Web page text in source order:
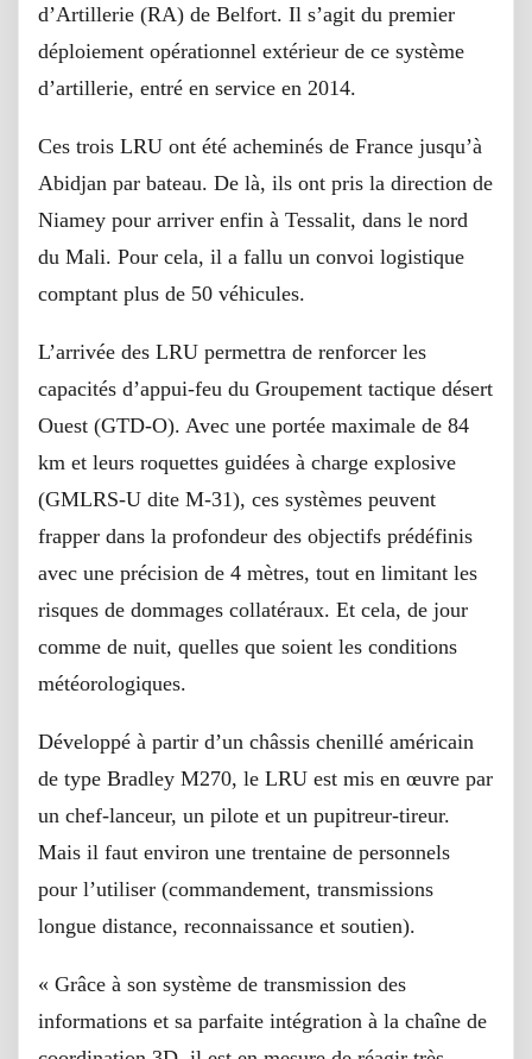
d’Artillerie (RA) de Belfort. Il s’agit du premier
déploiement opérationnel extérieur de ce système
d’artillerie, entré en service en 2014.
Ces trois LRU ont été acheminés de France jusqu’à
Abidjan par bateau. De là, ils ont pris la direction de
Niamey pour arriver enfin à Tessalit, dans le nord
du Mali. Pour cela, il a fallu un convoi logistique
comptant plus de 50 véhicules.
L’arrivée des LRU permettra de renforcer les
capacités d’appui-feu du Groupement tactique désert
Ouest (GTD-O). Avec une portée maximale de 84
km et leurs roquettes guidées à charge explosive
(GMLRS-U dite M-31), ces systèmes peuvent
frapper dans la profondeur des objectifs prédéfinis
avec une précision de 4 mètres, tout en limitant les
risques de dommages collatéraux. Et cela, de jour
comme de nuit, quelles que soient les conditions
météorologiques.
Développé à partir d’un châssis chenillé américain
de type Bradley M270, le LRU est mis en œuvre par
un chef-lanceur, un pilote et un pupitreur-tireur.
Mais il faut environ une trentaine de personnels
pour l’utiliser (commandement, transmissions
longue distance, reconnaissance et soutien).
« Grâce à son système de transmission des
informations et sa parfaite intégration à la chaîne de